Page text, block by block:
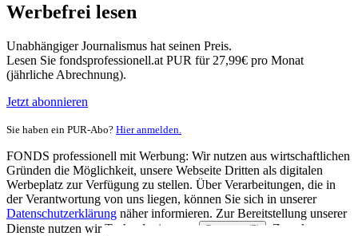
Werbefrei lesen
Unabhängiger Journalismus hat seinen Preis.
Lesen Sie fondsprofessionell.at PUR für 27,99€ pro Monat
(jährliche Abrechnung).
Jetzt abonnieren
Sie haben ein PUR-Abo? Hier anmelden.
FONDS professionell mit Werbung: Wir nutzen aus wirtschaftlichen
Gründen die Möglichkeit, unsere Webseite Dritten als digitalen
Werbeplatz zur Verfügung zu stellen. Über Verarbeitungen, die in
der Verantwortung von uns liegen, können Sie sich in unserer
Datenschutzerklärung näher informieren. Zur Bereitstellung unserer
Dienste nutzen wir Technologien von
Partnern (5)
. Zwecke: